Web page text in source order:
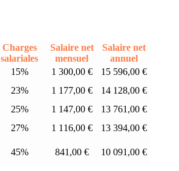
Charges
salariales
Salaire net
mensuel
Salaire net
annuel
15% 1 300,00 €
15 596,00 €
23% 1 177,00 €
14 128,00 €
25% 1 147,00 €
13 761,00 €
27% 1 116,00 €
13 394,00 €
45% 841,00 € 10 091,00 €